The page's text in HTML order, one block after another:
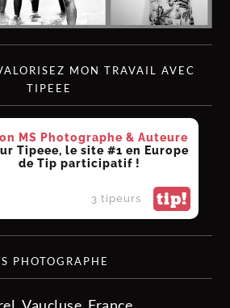
MON TRAVAIL AVEC
TIPEEE
MS Photographe & Auteure
Tipeee, le site #1 en Europe
de Tip participatif !
3 tipeurs tip!
PHOTOGRAPHE